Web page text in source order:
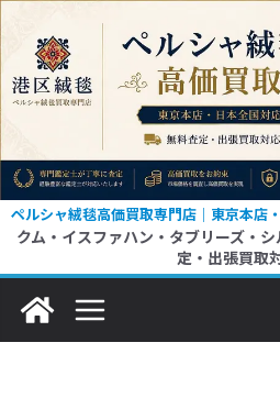
テ
へ
ス
ッ
ペルシャ絨毯高価買取専門店｜東京本店
クム・イスファハン・タブリーズ・
定・出張買取